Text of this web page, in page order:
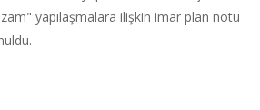
yapılaşmalara ilişkin imar plan notu